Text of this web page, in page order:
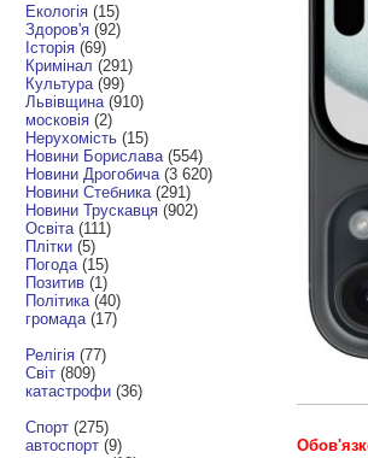
Екологія (15)
Здоров'я (92)
Історія (69)
Кримінал (291)
Культура (99)
Львівщина (910)
московія (2)
Нерухомість (15)
Новини Борислава (554)
Новини Дрогобича (3 620)
Новини Стебника (291)
Новини Трускавця (902)
Освіта (111)
Плітки (5)
Погода (15)
Позитив (1)
Політика (40)
громада (17)
Релігія (77)
Світ (809)
катастрофи (36)
Спорт (275)
автоспорт (9)